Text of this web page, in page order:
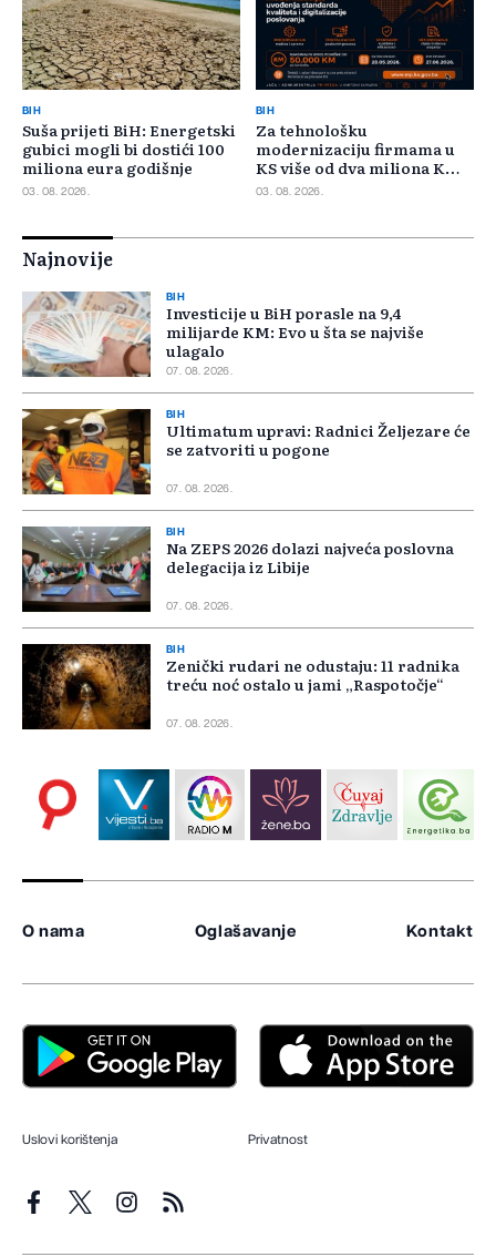
BIH
Suša prijeti BiH: Energetski
gubici mogli bi dostići 100
miliona eura godišnje
03. 08. 2026.
BIH
Za tehnološku
modernizaciju firmama u
KS više od dva miliona KM,
odbijeno 135 prijava
03. 08. 2026.
Najnovije
BIH
Investicije u BiH porasle na 9,4
milijarde KM: Evo u šta se najviše
ulagalo
07. 08. 2026.
BIH
Ultimatum upravi: Radnici Željezare će
se zatvoriti u pogone
07. 08. 2026.
BIH
Na ZEPS 2026 dolazi najveća poslovna
delegacija iz Libije
07. 08. 2026.
BIH
Zenički rudari ne odustaju: 11 radnika
treću noć ostalo u jami „Raspotočje“
07. 08. 2026.
O nama Oglašavanje Kontakt
Uslovi korištenja Privatnost